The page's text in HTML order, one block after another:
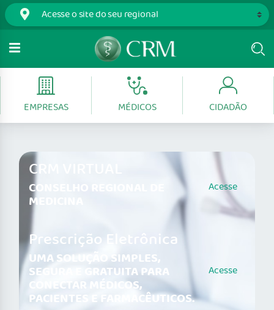
EMPRESAS MÉDICOS CIDADÃO
CRM VIRTUAL
CONSELHO REGIONAL DE
MEDICINA
Acesse
Prescrição Eletrônica
UMA SOLUÇÃO SIMPLES,
SEGURA E GRATUITA PARA
CONECTAR MÉDICOS,
PACIENTES E FARMACÊUTICOS.
Acesse